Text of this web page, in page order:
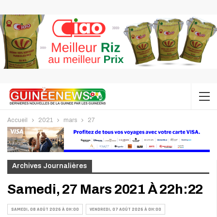
Accueil 2021 mars 27
Archives Journalières
Samedi, 27 Mars 2021 À 22h:22
SAMEDI, 08 AOÛT 2026 À 0H:00 VENDREDI, 07 AOÛT 2026 À 0H:00